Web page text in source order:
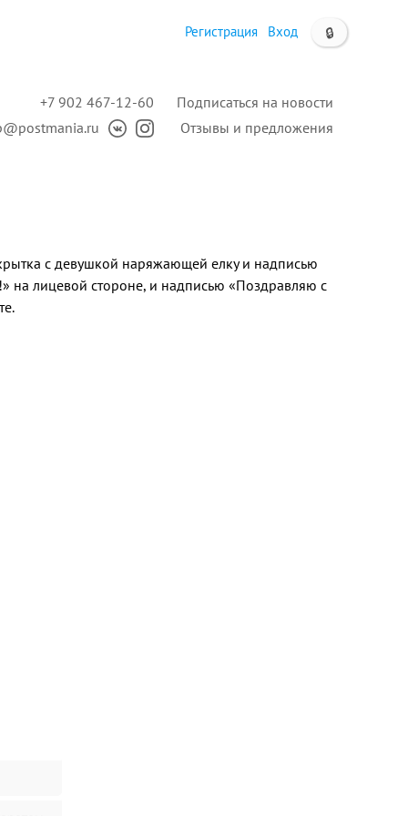
🔒
Регистрация Вход
Подписаться на новости
Отзывы и предложения
+7 902 467-12-60
с девушкой наряжающей елку и надписью
на лицевой стороне, и надписью «Поздравляю с